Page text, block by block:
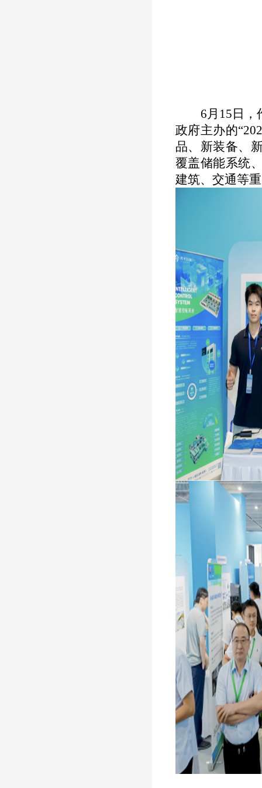
6月 15 日，
政府主办的“
品、新装备、
覆盖储能系统
建筑、交通等